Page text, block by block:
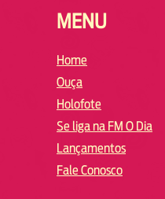
MENU
Home
Ouça
Holofote
Se liga na FM O Dia
Lançamentos
Fale Conosco